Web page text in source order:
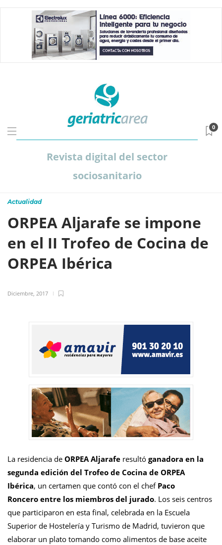
Revista digital del sector
sociosanitario
0
Actualidad
ORPEA Aljarafe se impone
en el II Trofeo de Cocina de
ORPEA Ibérica
Diciembre, 2017
La residencia de ORPEA Aljarafe resultó ganadora en la
segunda edición del Trofeo de Cocina de ORPEA
Ibérica, un certamen que contó con el chef Paco
Roncero entre los miembros del jurado. Los seis centros
que participaron en esta final, celebrada en la Escuela
Superior de Hostelería y Turismo de Madrid, tuvieron que
elaborar un plato tomando como alimentos de base aceite